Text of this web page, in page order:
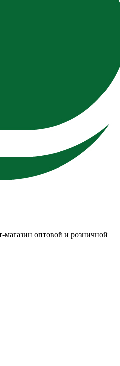
оптовой и розничной